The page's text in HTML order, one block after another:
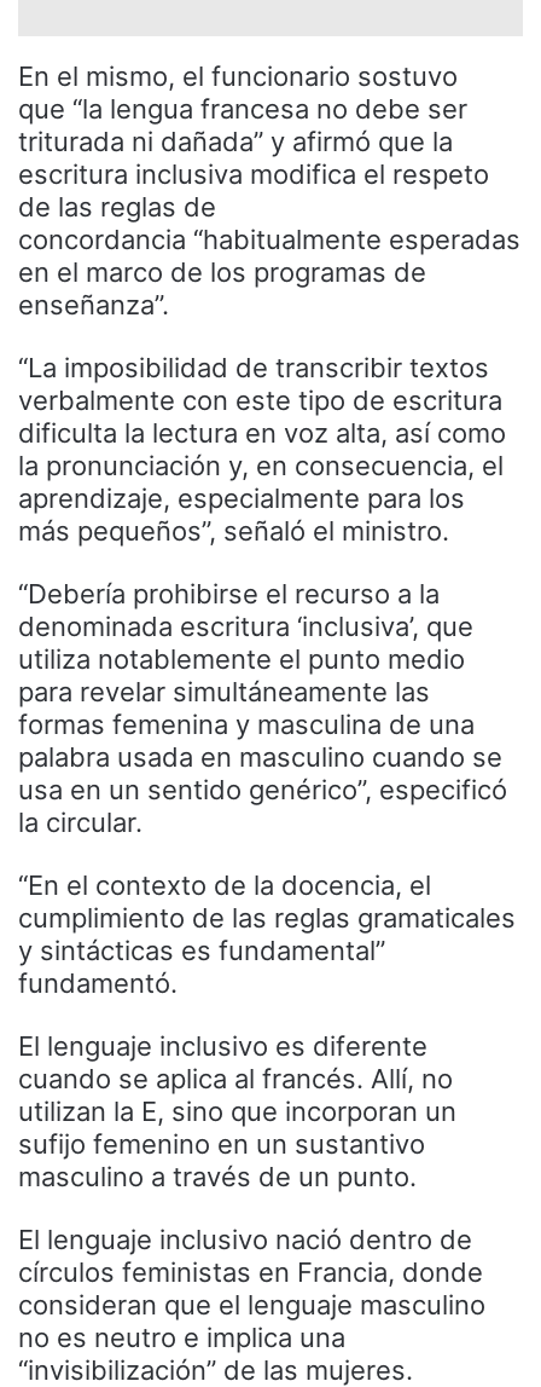
En el mismo, el funcionario sostuvo
que “la lengua francesa no debe ser
triturada ni dañada” y afirmó que la
escritura inclusiva modifica el respeto
de las reglas de
concordancia “habitualmente esperadas
en el marco de los programas de
enseñanza”.
“La imposibilidad de transcribir textos
verbalmente con este tipo de escritura
dificulta la lectura en voz alta, así como
la pronunciación y, en consecuencia, el
aprendizaje, especialmente para los
más pequeños”, señaló el ministro.
“Debería prohibirse el recurso a la
denominada escritura ‘inclusiva’, que
utiliza notablemente el punto medio
para revelar simultáneamente las
formas femenina y masculina de una
palabra usada en masculino cuando se
usa en un sentido genérico”, especificó
la circular.
“En el contexto de la docencia, el
cumplimiento de las reglas gramaticales
y sintácticas es fundamental”
fundamentó.
El lenguaje inclusivo es diferente
cuando se aplica al francés. Allí, no
utilizan la E, sino que incorporan un
sufijo femenino en un sustantivo
masculino a través de un punto.
El lenguaje inclusivo nació dentro de
círculos feministas en Francia, donde
consideran que el lenguaje masculino
no es neutro e implica una
“invisibilización” de las mujeres.